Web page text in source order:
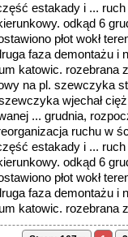
estakady i ...
odkąd 6
płot wokł
faza demontażu i
katowic. rozebrana
na pl. szewczyka
wjechał
... grudnia,
ruchu w
estakady i ...
odkąd 6
płot wokł
faza demontażu i
katowic. rozebrana